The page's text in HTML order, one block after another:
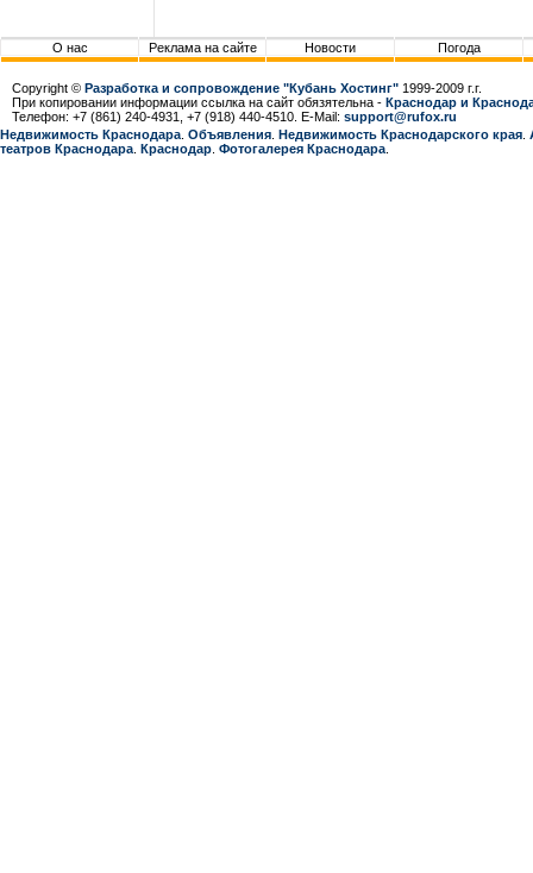
О нас Реклама на сайте Новости Погода
Copyright © Разработка и сопровождение "Кубань Хостинг" 1999-2009 г.г.
При копировании информации ссылка на сайт обязятельна - Краснодар и
Телефон: +7 (861) 240-4931, +7 (918) 440-4510. E-Mail: support@rufox.ru
Недвижимость Краснодара Объявления Недвижимость Краснодарcкого края
театров Краснодара Краснодар Фотогалерея Краснодара